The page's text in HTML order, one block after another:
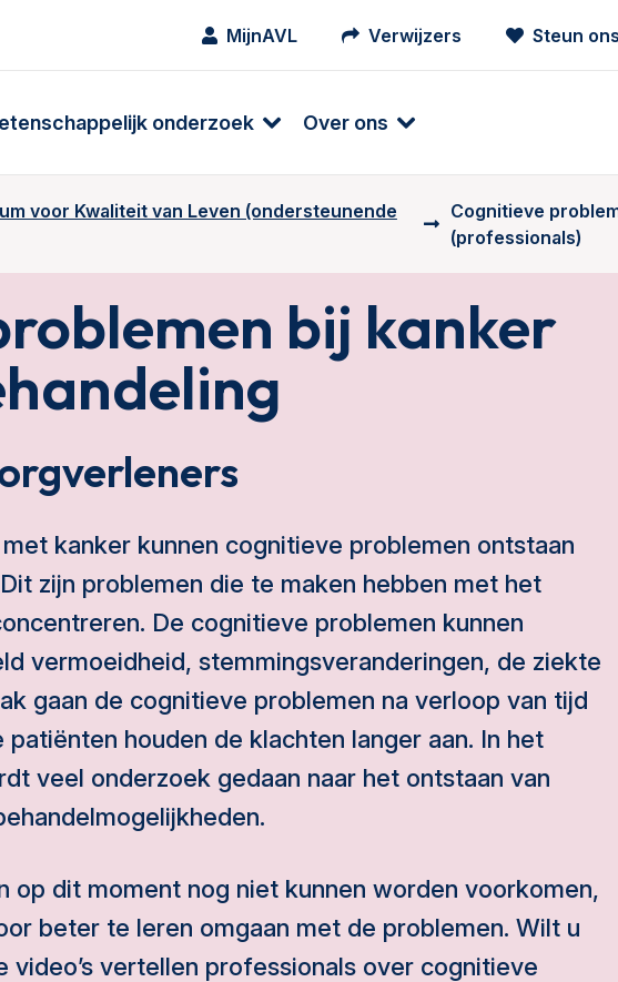
MijnAVL Verwijzers Steun ons
onderzoek Over ons
voor Kwaliteit van Leven (ondersteunende
Cognitieve
(professionals)
bij kanker
kanker kunnen cognitieve problemen ontstaan
zijn problemen die te maken hebben met het
De cognitieve problemen kunnen
vermoeidheid, stemmingsveranderingen, de ziekte
gaan de cognitieve problemen na verloop van tijd
houden de klachten langer aan. In het
veel onderzoek gedaan naar het ontstaan van
op dit moment nog niet kunnen worden voorkomen,
beter te leren omgaan met de problemen. Wilt u
video’s vertellen professionals over cognitieve